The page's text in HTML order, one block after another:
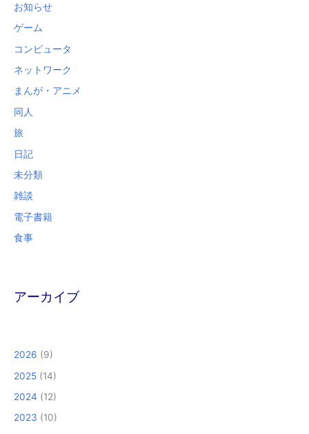
お知らせ
ゲーム
コンピュータ
ネットワーク
まんが・アニメ
同人
旅
日記
未分類
雑談
電子書籍
食事
アーカイブ
2026 (9)
2025 (14)
2024 (12)
2023 (10)